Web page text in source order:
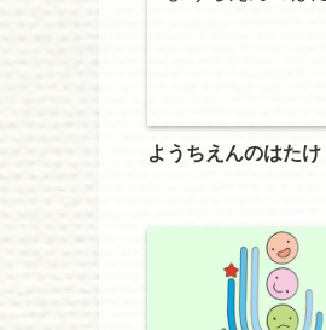
ようちえんのはたけ